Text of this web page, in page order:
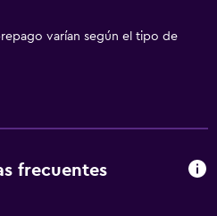
varían según el tipo de
frecuentes